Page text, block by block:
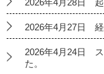
2026年4月28日 起
2026年4月27日 経
2026年4月24日 ス
た。